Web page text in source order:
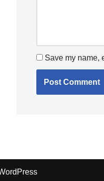
Save my name,